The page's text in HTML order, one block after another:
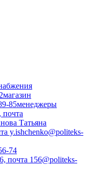
магазин
85менеджеры
почта
Татьяна
y.ishchenko@politeks-
74
почта 156@politeks-